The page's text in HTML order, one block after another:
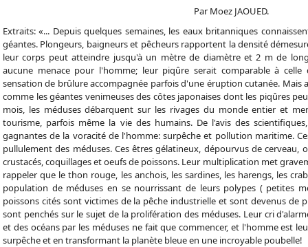
Par Moez JAOUED.
Extraits: «... Depuis quelques semaines, les eaux britanniques
géantes. Plongeurs, baigneurs et pêcheurs rapportent la densité
leur corps peut atteindre jusqu'à un mètre de diamètre et 2 m de
aucune menace pour l'homme; leur piqûre serait comparable à
sensation de brûlure accompagnée parfois d'une éruption cutanée. Mais
comme les géantes venimeuses des côtes japonaises dont les piqûres
mois, les méduses débarquent sur les rivages du monde entier et
tourisme, parfois même la vie des humains. De l'avis des
gagnantes de la voracité de l'homme: surpêche et pollution maritime.
pullulement des méduses. Ces êtres gélatineux, dépourvus de
crustacés, coquillages et oeufs de poissons. Leur multiplication met
rappeler que le thon rouge, les anchois, les sardines, les harengs, les
population de méduses en se nourrissant de leurs polypes ( petites
poissons cités sont victimes de la pêche industrielle et sont devenus de
sont penchés sur le sujet de la prolifération des méduses. Leur cri
et des océans par les méduses ne fait que commencer, et l'homme est
surpêche et en transformant la planète bleue en une incroyable poubelle!